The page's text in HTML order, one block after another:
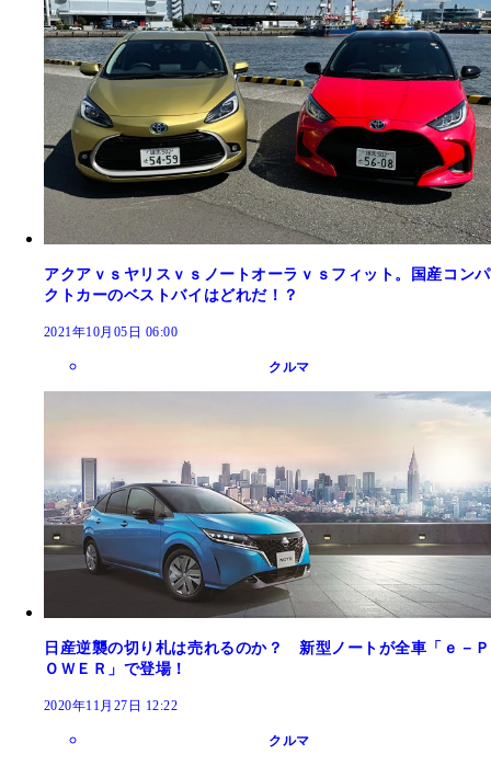
アクアｖｓヤリスｖｓノートオーラｖｓフィット。国産コンパ
クトカーのベストバイはどれだ！？
2021年10月05日 06:00
クルマ
日産逆襲の切り札は売れるのか？ 新型ノートが全車「ｅ－Ｐ
ＯＷＥＲ」で登場！
2020年11月27日 12:22
クルマ